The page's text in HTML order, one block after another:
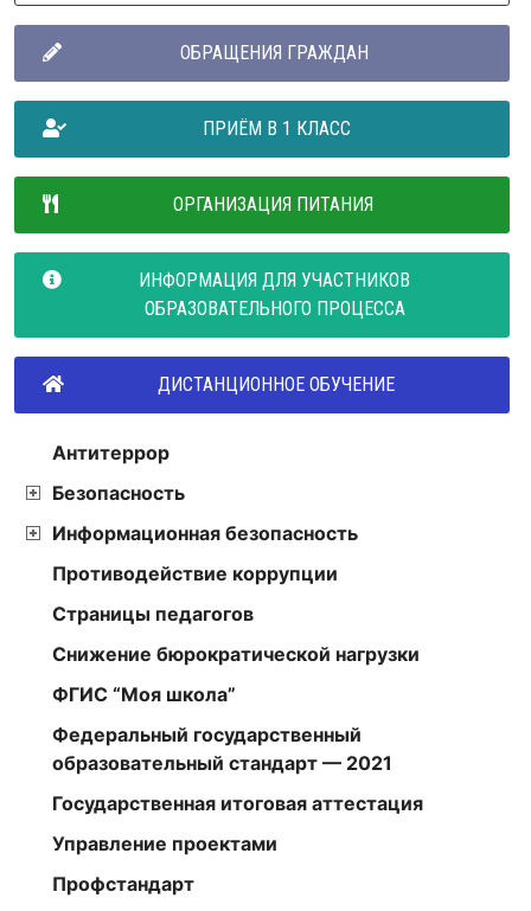
ОБРАЩЕНИЯ ГРАЖДАН
ПРИЁМ В 1 КЛАСС
ОРГАНИЗАЦИЯ ПИТАНИЯ
ИНФОРМАЦИЯ ДЛЯ УЧАСТНИКОВ
ОБРАЗОВАТЕЛЬНОГО ПРОЦЕССА
ДИСТАНЦИОННОЕ ОБУЧЕНИЕ
Антитеррор
Безопасность
Информационная безопасность
Противодействие коррупции
Страницы педагогов
Снижение бюрократической нагрузки
ФГИС “Моя школа”
Федеральный государственный
образовательный стандарт — 2021
Государственная итоговая аттестация
Управление проектами
Профстандарт